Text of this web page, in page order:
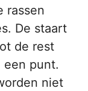
rassen
De staart
de rest
een punt.
niet